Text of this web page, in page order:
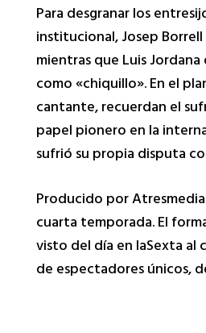
Para desgranar los
institucional, Josep
mientras que Luis
como «chiquillo». En el
cantante, recuerdan el
papel pionero en la
sufrió su propia disputa
Producido por
cuarta temporada. El
visto del día en laSexta al
de espectadores únicos,